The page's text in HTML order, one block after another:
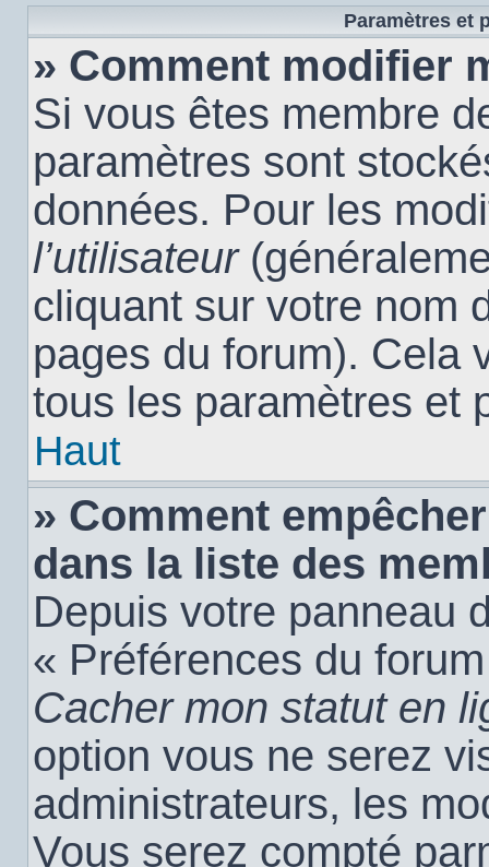
Paramètres et
» Comment modifier
Si vous êtes membre
paramètres sont
données. Pour les
l’utilisateur
cliquant sur votre nom
pages du forum). Cela
tous les paramètres et
Haut
» Comment
dans la liste des
Depuis votre panneau
« Préférences du
Cacher mon statut en
option vous ne serez
administrateurs, les
Vous serez compté